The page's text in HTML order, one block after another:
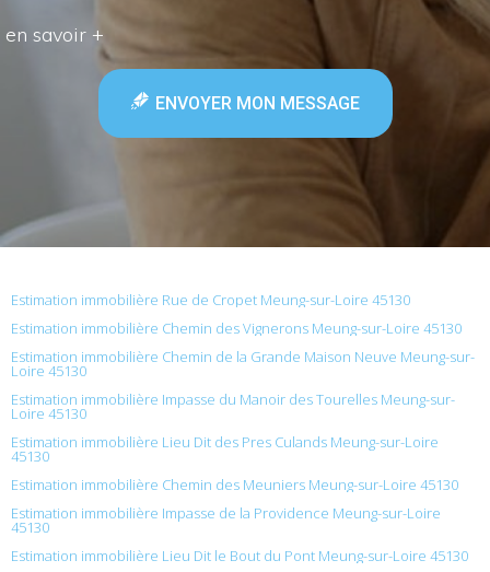
en savoir +
ENVOYER MON MESSAGE
Estimation immobilière Rue de Cropet Meung-sur-Loire 45130
Estimation immobilière Chemin des Vignerons Meung-sur-Loire 45130
Estimation immobilière Chemin de la Grande Maison Neuve Meung-sur-
Loire 45130
Estimation immobilière Impasse du Manoir des Tourelles Meung-sur-
Loire 45130
Estimation immobilière Lieu Dit des Pres Culands Meung-sur-Loire
45130
Estimation immobilière Chemin des Meuniers Meung-sur-Loire 45130
Estimation immobilière Impasse de la Providence Meung-sur-Loire
45130
Estimation immobilière Lieu Dit le Bout du Pont Meung-sur-Loire 45130